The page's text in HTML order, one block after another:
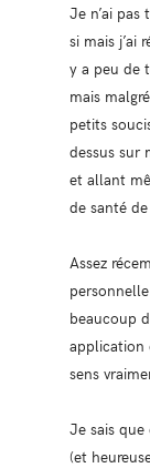
Je n’ai
si mais j’ai
y a peu de
mais
petits
dessus sur
et allant
de santé
Assez
beaucoup
application
sens
Je sais que
(et